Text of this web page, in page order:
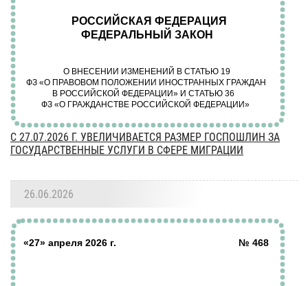
C 27.07.2026 Г. УВЕЛИЧИВАЕТСЯ РАЗМЕР ГОСПОШЛИН ЗА
ГОСУДАРСТВЕННЫЕ УСЛУГИ В СФЕРЕ МИГРАЦИИ
26.06.2026